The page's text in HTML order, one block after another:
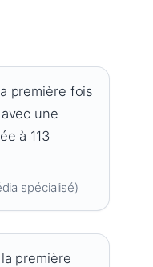
première fois
une
à 113
spécialisé)
première